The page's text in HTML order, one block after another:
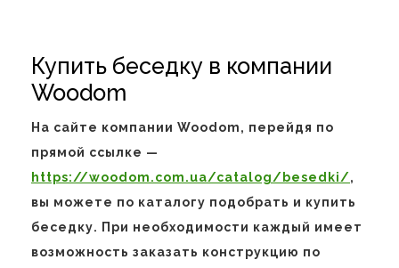
Купить беседку в компании
Woodom
На сайте компании Woodom, перейдя по
прямой ссылке —
https://woodom.com.ua/catalog/besedki/,
вы можете по каталогу подобрать и купить
беседку. При необходимости каждый имеет
возможность заказать конструкцию по